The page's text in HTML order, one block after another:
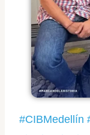
#CIBMedellín